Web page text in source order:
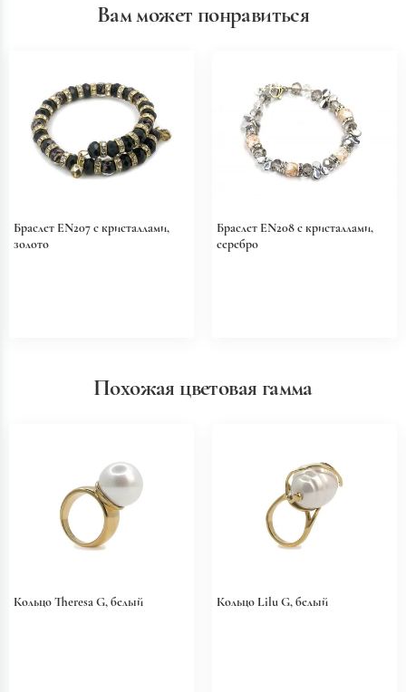
Вам может понравиться
Браслет EN207 с кристаллами,
золото
Браслет EN208 с кристаллами,
серебро
Похожая цветовая гамма
Кольцо Theresa G, белый Кольцо Lilu G, белый